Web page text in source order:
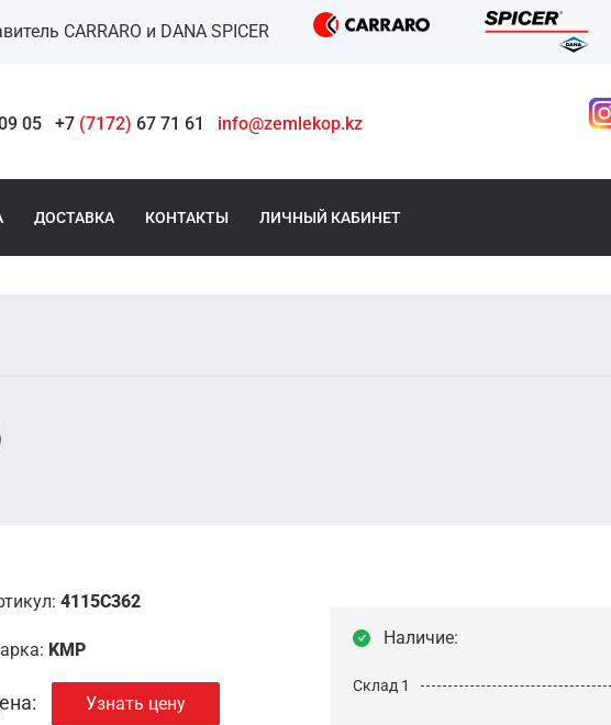
CARRARO и DANA SPICER
05 +7 (7172) 67 71 61 info@zemlekop.kz
ДОСТАВКА КОНТАКТЫ ЛИЧНЫЙ КАБИНЕТ
4115C362
KMP
Узнать цену
Наличие:
Склад 1